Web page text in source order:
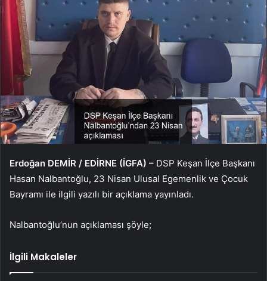
Erdoğan DEMİR / EDİRNE (İGFA) – DSP Keşan İlçe Başkanı
Hasan Nalbantoğlu, 23 Nisan Ulusal Egemenlik ve Çocuk
Bayramı ile ilgili yazılı bir açıklama yayınladı.
Nalbantoğlu’nun açıklaması şöyle;
İlgili Makaleler